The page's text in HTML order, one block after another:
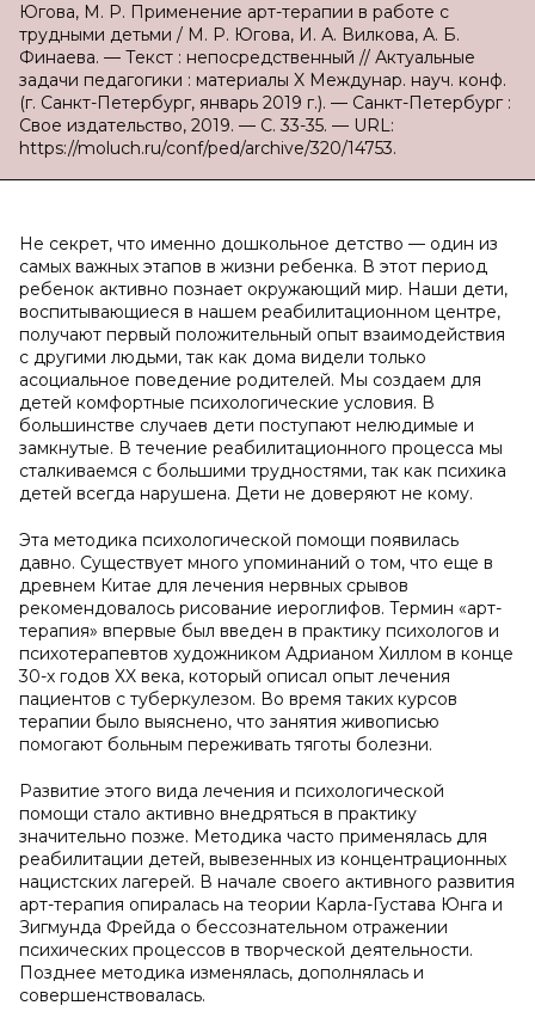
Югова, М. Р. Применение арт-терапии в работе с
трудными детьми / М. Р. Югова, И. А. Вилкова, А. Б.
Финаева. — Текст : непосредственный // Актуальные
задачи педагогики : материалы X Междунар. науч. конф.
(г. Санкт-Петербург, январь 2019 г.). — Санкт-Петербург :
Свое издательство, 2019. — С. 33-35. — URL:
https://moluch.ru/conf/ped/archive/320/14753.
Не секрет, что именно дошкольное детство — один из
самых важных этапов в жизни ребенка. В этот период
ребенок активно познает окружающий мир. Наши дети,
воспитывающиеся в нашем реабилитационном центре,
получают первый положительный опыт взаимодействия
с другими людьми, так как дома видели только
асоциальное поведение родителей. Мы создаем для
детей комфортные психологические условия. В
большинстве случаев дети поступают нелюдимые и
замкнутые. В течение реабилитационного процесса мы
сталкиваемся с большими трудностями, так как психика
детей всегда нарушена. Дети не доверяют не кому.
Эта методика психологической помощи появилась
давно. Существует много упоминаний о том, что еще в
древнем Китае для лечения нервных срывов
рекомендовалось рисование иероглифов. Термин «арт-
терапия» впервые был введен в практику психологов и
психотерапевтов художником Адрианом Хиллом в конце
30-х годов ХX века, который описал опыт лечения
пациентов с туберкулезом. Во время таких курсов
терапии было выяснено, что занятия живописью
помогают больным переживать тяготы болезни.
Развитие этого вида лечения и психологической
помощи стало активно внедряться в практику
значительно позже. Методика часто применялась для
реабилитации детей, вывезенных из концентрационных
нацистских лагерей. В начале своего активного развития
арт-терапия опиралась на теории Карла-Густава Юнга и
Зигмунда Фрейда о бессознательном отражении
психических процессов в творческой деятельности.
Позднее методика изменялась, дополнялась и
совершенствовалась.